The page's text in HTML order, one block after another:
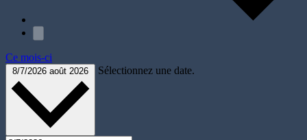
Ce mois-ci
8/7/2026 août 2026 Sélectionnez une date.